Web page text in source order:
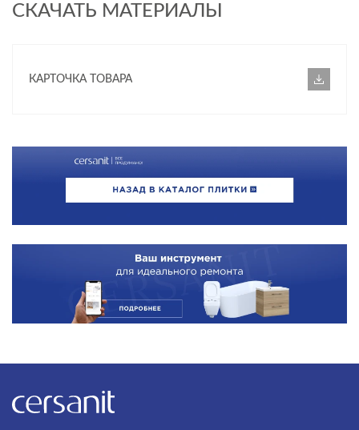
СКАЧАТЬ МАТЕРИАЛЫ
КАРТОЧКА ТОВАРА